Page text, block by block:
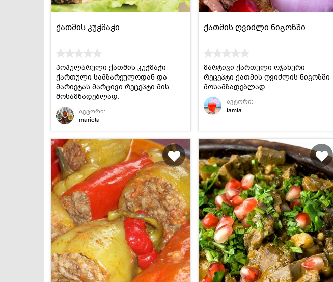
ქათმის კუჭმაჭი
პოპულარული ქათმის კუჭმაჭი
ქართული სამზარეულოდან და
მარიეტას მარტივი რეცეპტი მის
მოსამზადებლად.
ავტორი:
marieta
ქათმის ღვიძლი ნიგოზში
მარტივი ქართული ოჯახური
რეცეპტი ქათმის ღვიძლის ნიგოზში
მოსამზადებლად.
ავტორი:
tamta